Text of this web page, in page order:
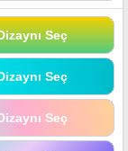
Seç
Seç
Seç